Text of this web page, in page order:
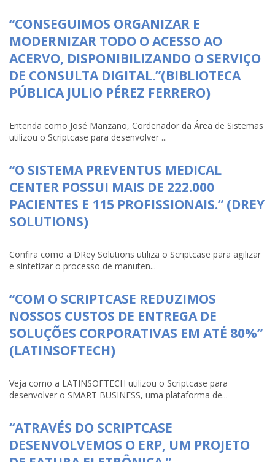
“CONSEGUIMOS ORGANIZAR E
MODERNIZAR TODO O ACESSO AO
ACERVO, DISPONIBILIZANDO O SERVIÇO
DE CONSULTA DIGITAL.”(BIBLIOTECA
PÚBLICA JULIO PÉREZ FERRERO)
Entenda como José Manzano, Cordenador da Área de Sistemas
utilizou o Scriptcase para desenvolver ...
“O SISTEMA PREVENTUS MEDICAL
CENTER POSSUI MAIS DE 222.000
PACIENTES E 115 PROFISSIONAIS.” (DREY
SOLUTIONS)
Confira como a DRey Solutions utiliza o Scriptcase para agilizar
e sintetizar o processo de manuten...
“COM O SCRIPTCASE REDUZIMOS
NOSSOS CUSTOS DE ENTREGA DE
SOLUÇÕES CORPORATIVAS EM ATÉ 80%”
(LATINSOFTECH)
Veja como a LATINSOFTECH utilizou o Scriptcase para
desenvolver o SMART BUSINESS, uma plataforma de...
“ATRAVÉS DO SCRIPTCASE
DESENVOLVEMOS O ERP, UM PROJETO